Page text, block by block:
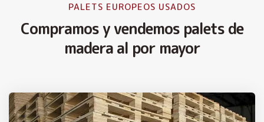
PALETS EUROPEOS USADOS
Compramos y vendemos palets de
madera al por mayor